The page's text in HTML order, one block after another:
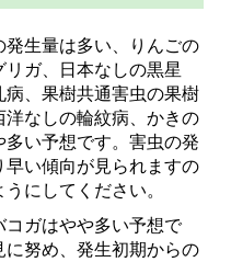
発生量は多い、りんごの
ガ、日本なしの黒星
、果樹共通害虫の果樹
洋なしの輪紋病、かきの
い予想です。害虫の発
い傾向が見られますの
にしてください。
コガはやや多い予想で
努め、発生初期からの